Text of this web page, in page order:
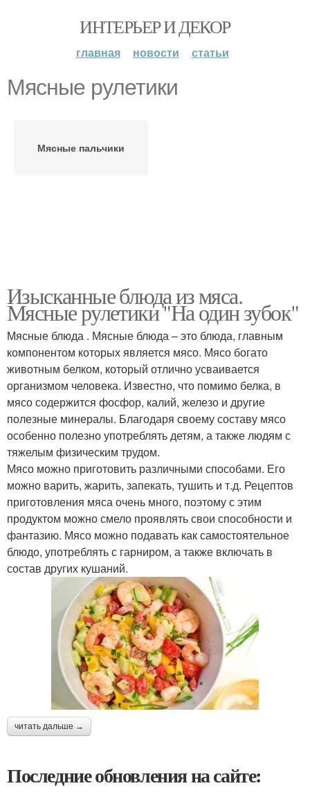
ИНТЕРЬЕР И ДЕКОР
главная новости статьи
Мясные рулетики
Мясные пальчики
Изысканные блюда из мяса.
Мясные рулетики "На один зубок"
Мясные блюда . Мясные блюда – это блюда, главным
компонентом которых является мясо. Мясо богато
животным белком, который отлично усваивается
организмом человека. Известно, что помимо белка, в
мясо содержится фосфор, калий, железо и другие
полезные минералы. Благодаря своему составу мясо
особенно полезно употреблять детям, а также людям с
тяжелым физическим трудом.
Мясо можно приготовить различными способами. Его
можно варить, жарить, запекать, тушить и т.д. Рецептов
приготовления мяса очень много, поэтому с этим
продуктом можно смело проявлять свои способности и
фантазию. Мясо можно подавать как самостоятельное
блюдо, употреблять с гарниром, а также включать в
состав других кушаний.
читать дальше →
Последние обновления на сайте: